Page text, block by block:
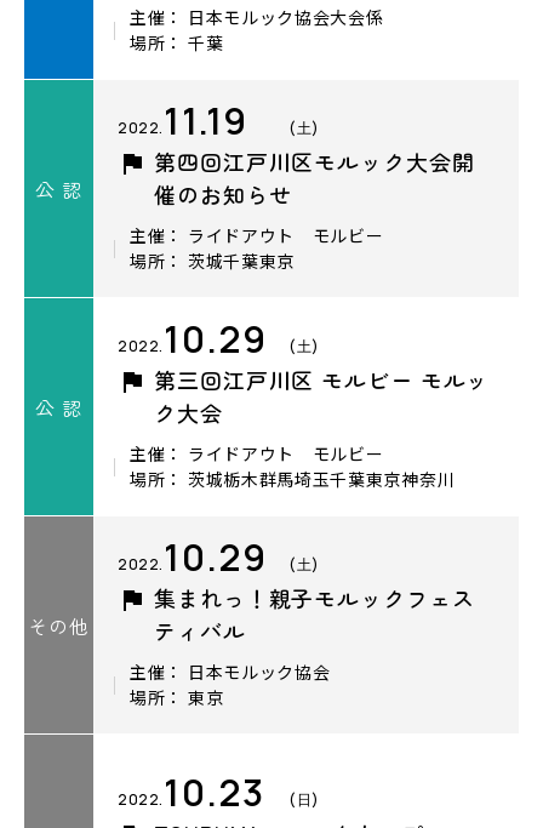
主催： 日本モルック協会大会係
場所： 千葉
公 認
2022. 11.19 (土)
第四回江戸川区モルック大会開
催のお知らせ
主催： ライドアウト モルビー
場所： 茨城千葉東京
公 認
2022. 10.29 (土)
第三回江戸川区 モルビー モルッ
ク大会
主催： ライドアウト モルビー
場所： 茨城栃木群馬埼玉千葉東京神奈川
その他
2022. 10.29 (土)
集まれっ！親子モルックフェス
ティバル
主催： 日本モルック協会
場所： 東京
2022. 10.23 (日)